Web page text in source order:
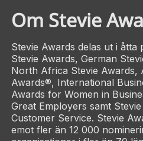
Om Stevie
Stevie Awards delas ut i åtta
Stevie Awards, German
North Africa Stevie Awards,
Awards®, International
Awards for Women in
Great Employers samt
Customer Service. Stevie
emot fler än 12 000